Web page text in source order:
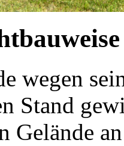
wegen
Stand
Gelände